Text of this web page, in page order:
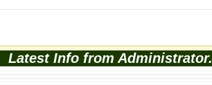
Latest Info from Administrator.